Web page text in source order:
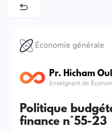
Économie générale
Pr. Hicham
Enseignant de
Politique
finance n°55-23